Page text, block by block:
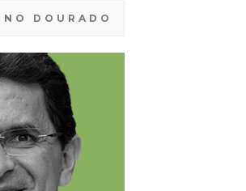
DOURADO